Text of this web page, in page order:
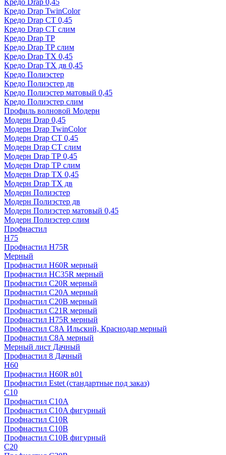
Кредо Drap 0,45
Кредо Drap TwinColor
Кредо Drap СТ 0,45
Кредо Drap СТ слим
Кредо Drap ТР
Кредо Drap ТР слим
Кредо Drap ТХ 0,45
Кредо Drap ТХ дв 0,45
Кредо Полиэстер
Кредо Полиэстер дв
Кредо Полиэстер матовый 0,45
Кредо Полиэстер слим
Профиль волновой Модерн
Модерн Drap 0,45
Модерн Drap TwinColor
Модерн Drap СТ 0,45
Модерн Drap СТ слим
Модерн Drap ТР 0,45
Модерн Drap ТР слим
Модерн Drap ТХ 0,45
Модерн Drap ТХ дв
Модерн Полиэстер
Модерн Полиэстер дв
Модерн Полиэстер матовый 0,45
Модерн Полиэстер слим
Профнастил
H75
Профнастил H75R
Мерный
Профнастил H60R мерный
Профнастил HC35R мерный
Профнастил С20R мерный
Профнастил С20А мерный
Профнастил С20В мерный
Профнастил С21R мерный
Профнастил Н75R мерный
Профнастил С8А Ильский, Краснодар мерный
Профнастил С8А мерный
Мерный лист Дачный
Профнастил 8 Дачный
Н60
Профнастил H60R в01
Профнастил Estet (стандартные под заказ)
C10
Профнастил С10A
Профнастил С10A фигурный
Профнастил С10R
Профнастил С10В
Профнастил С10В фигурный
C20